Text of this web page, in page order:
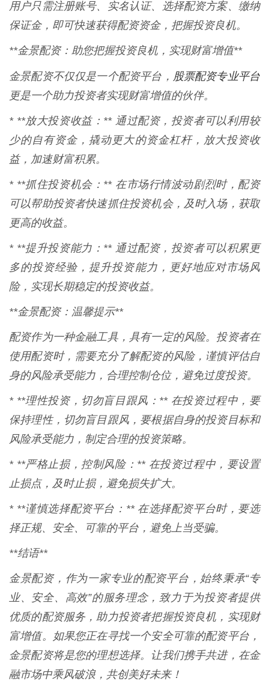
用户只需注册账号、实名认证、选择配资方案、缴纳
保证金，即可快速获得配资资金，把握投资良机。
**金景配资：助您把握投资良机，实现财富增值**
金景配资不仅仅是一个配资平台， 股票配资专业平台
更是一个助力投资者实现财富增值的伙伴。
* **放大投资收益：** 通过配资，投资者可以利用较
少的自有资金，撬动更大的资金杠杆，放大投资收
益，加速财富积累。
* **抓住投资机会：** 在市场行情波动剧烈时，配资
可以帮助投资者快速抓住投资机会，及时入场，获取
更高的收益。
* **提升投资能力：** 通过配资，投资者可以积累更
多的投资经验，提升投资能力，更好地应对市场风
险，实现长期稳定的投资收益。
**金景配资：温馨提示**
配资作为一种金融工具，具有一定的风险。投资者在
使用配资时，需要充分了解配资的风险，谨慎评估自
身的风险承受能力，合理控制仓位，避免过度投资。
* **理性投资，切勿盲目跟风：** 在投资过程中，要
保持理性，切勿盲目跟风，要根据自身的投资目标和
风险承受能力，制定合理的投资策略。
* **严格止损，控制风险：** 在投资过程中，要设置
止损点，及时止损，避免损失扩大。
* **谨慎选择配资平台：** 在选择配资平台时，要选
择正规、安全、可靠的平台，避免上当受骗。
**结语**
金景配资，作为一家专业的配资平台，始终秉承“专
业、安全、高效”的服务理念，致力于为投资者提供
优质的配资服务，助力投资者把握投资良机，实现财
富增值。如果您正在寻找一个安全可靠的配资平台，
金景配资将是您的理想选择。让我们携手共进，在金
融市场中乘风破浪，共创美好未来！